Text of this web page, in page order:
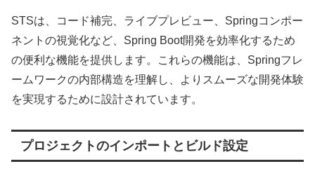
STSは、コード補完、ライブプレビュー、Springコンポー
ネントの視覚化など、Spring Boot開発を効率化するため
の便利な機能を提供します。これらの機能は、Springフレ
ームワークの内部構造を理解し、よりスムーズな開発体験
を実現するために設計されています。
プロジェクトのインポートとビルド設定